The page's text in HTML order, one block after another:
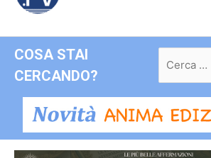
COSA STAI
CERCANDO?
per: